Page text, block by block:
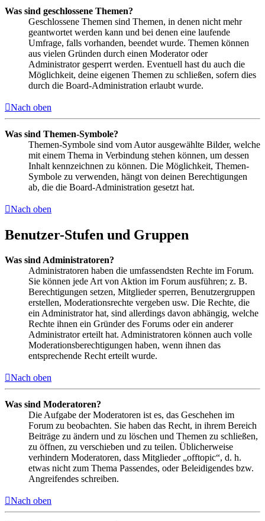
Was sind geschlossene Themen?
Geschlossene Themen sind Themen, in denen nicht mehr
geantwortet werden kann und bei denen eine laufende
Umfrage, falls vorhanden, beendet wurde. Themen können
aus vielen Gründen durch einen Moderator oder
Administrator gesperrt werden. Eventuell hast du auch die
Möglichkeit, deine eigenen Themen zu schließen, sofern dies
durch die Board-Administration erlaubt wurde.
Nach oben
Was sind Themen-Symbole?
Themen-Symbole sind vom Autor ausgewählte Bilder, welche
mit einem Thema in Verbindung stehen können, um dessen
Inhalt kennzeichnen zu können. Die Möglichkeit, Themen-
Symbole zu verwenden, hängt von deinen Berechtigungen
ab, die die Board-Administration gesetzt hat.
Nach oben
Benutzer-Stufen und Gruppen
Was sind Administratoren?
Administratoren haben die umfassendsten Rechte im Forum.
Sie können jede Art von Aktion im Forum ausführen; z. B.
Berechtigungen setzen, Mitglieder sperren, Benutzergruppen
erstellen, Moderationsrechte vergeben usw. Die Rechte, die
ein Administrator hat, sind allerdings davon abhängig, welche
Rechte ihnen ein Gründer des Forums oder ein anderer
Administrator erteilt hat. Administratoren können auch volle
Moderationsberechtigungen haben, wenn ihnen das
entsprechende Recht erteilt wurde.
Nach oben
Was sind Moderatoren?
Die Aufgabe der Moderatoren ist es, das Geschehen im
Forum zu beobachten. Sie haben das Recht, in ihrem Bereich
Beiträge zu ändern und zu löschen und Themen zu schließen,
zu öffnen, zu verschieben und zu teilen. Üblicherweise
verhindern Moderatoren, dass Mitglieder „offtopic“, d. h.
etwas nicht zum Thema Passendes, oder Beleidigendes bzw.
Angreifendes schreiben.
Nach oben